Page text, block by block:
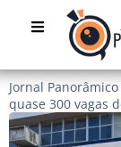
Jornal Panorâmico
quase 300 vagas